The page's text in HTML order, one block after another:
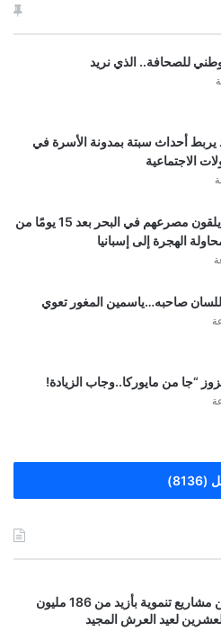
للصحافة.. الذي نريد
أحداث سبتة بمدونة الأسرة في
الاجتماعية
17 جزائريًا يلقون مصرعهم في البحر بعد 15 يومًا من
الهجرة إلى إسبانيا
صاحبه…ياسمين المغور تعوي
“جا من مايوركا..وجاب الزيادة!
عامل إقليم صفرو يطلق ويدشن مشاريع تنموية بأزيد من 186 مليون
لعيد العرش المجيد